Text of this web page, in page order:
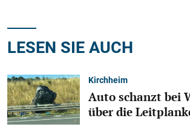
LESEN SIE AUCH
Kirchheim
Auto schanzt bei
über die